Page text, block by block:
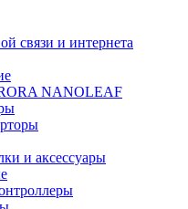
связи и интернета
NANOLEAF
и аксессуары